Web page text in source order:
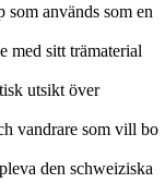
används som en
med sitt trämaterial
utsikt över
vandrare som vill bo
den schweiziska